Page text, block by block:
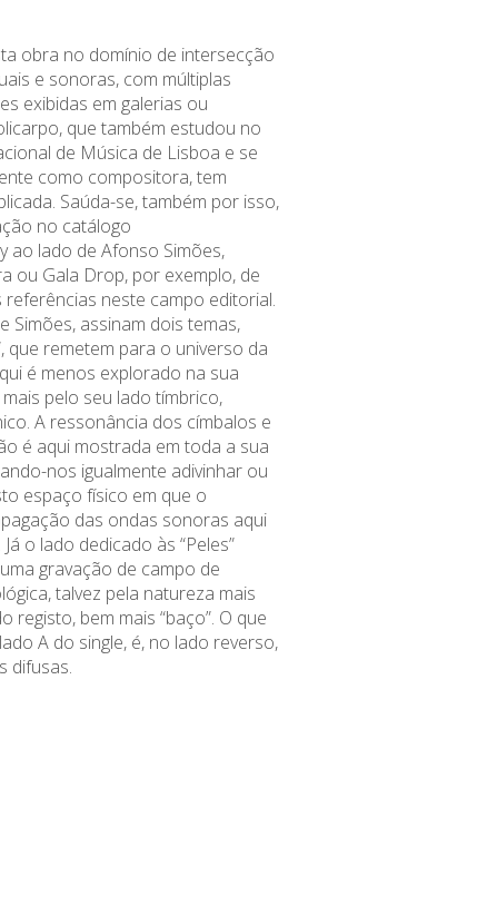
obra no domínio de intersecção
e sonoras, com múltiplas
exibidas em galerias ou
que também estudou no
de Música de Lisboa e se
como compositora, tem
. Saúda-se, também por isso,
no catálogo
ao lado de Afonso Simões,
ou Gala Drop, por exemplo, de
referências neste campo editorial.
Simões, assinam dois temas,
que remetem para o universo da
é menos explorado na sua
pelo seu lado tímbrico,
A ressonância dos címbalos e
é aqui mostrada em toda a sua
nos igualmente adivinhar ou
espaço físico em que o
das ondas sonoras aqui
o lado dedicado às “Peles”
gravação de campo de
talvez pela natureza mais
registo, bem mais “baço”. O que
A do single, é, no lado reverso,
difusas.